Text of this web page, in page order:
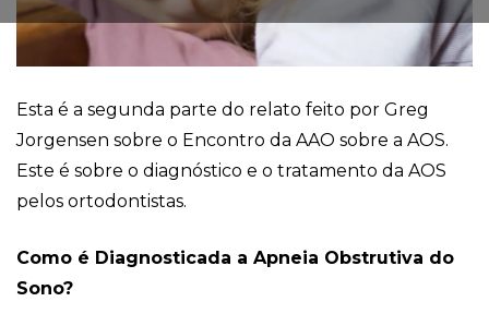
Esta é a segunda parte do relato feito por Greg
Jorgensen sobre o Encontro da AAO sobre a AOS.
Este é sobre o diagnóstico e o tratamento da AOS
pelos ortodontistas.
Como é Diagnosticada a Apneia Obstrutiva do
Sono?